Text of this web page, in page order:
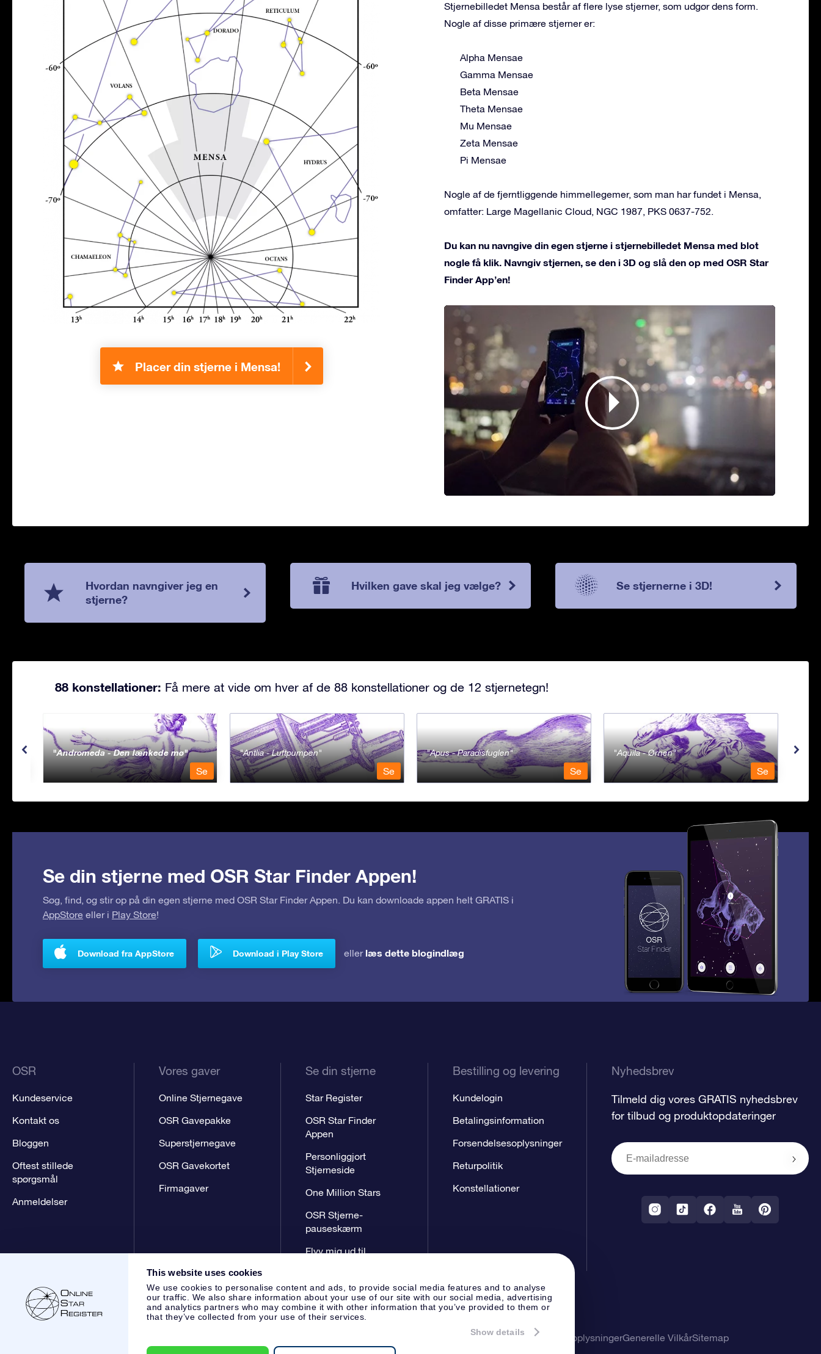
This website uses cookies
We use cookies to personalise content and ads, to provide social media features and to analyse
our traffic. We also share information about your use of our site with our social media, advertising
and analytics partners who may combine it with other information that you’ve provided to them or
that they’ve collected from your use of their services.
Show details
Placer din stjerne i Mensa!
Stjernebilledet Mensa består af flere lyse stjerner, som udgør dens form.
Nogle af disse primære stjerner er:
Alpha Mensae
Gamma Mensae
Beta Mensae
Theta Mensae
Mu Mensae
Zeta Mensae
Pi Mensae
Nogle af de fjerntliggende himmellegemer, som man har fundet i Mensa,
omfatter: Large Magellanic Cloud, NGC 1987, PKS 0637-752.
Du kan nu navngive din egen stjerne i stjernebilledet Mensa med blot
nogle få klik. Navngiv stjernen, se den i 3D og slå den op med OSR Star
Finder App’en!
Hvordan navngiver jeg en
stjerne?
Hvilken gave skal jeg vælge? Se stjernerne i 3D!
88 konstellationer: Få mere at vide om hver af de 88 konstellationer og de 12 stjernetegn!
Andromeda - Den lænkede mø
Se
Antlia - Luftpumpen
Se
Apus - Paradisfuglen
Se
Aquila - Ørnen
Se
Se din stjerne med OSR Star Finder Appen!
Søg, find, og stir op på din egen stjerne med OSR Star Finder Appen. Du kan downloade appen helt GRATIS i
AppStore eller i Play Store!
Download fra AppStore Download i Play Store eller læs dette blogindlæg
OSR
Kundeservice
Kontakt os
Bloggen
Oftest stillede
spørgsmål
Anmeldelser
Vores gaver
Online Stjernegave
OSR Gavepakke
Superstjernegave
OSR Gavekortet
Firmagaver
Se din stjerne
Star Register
OSR Star Finder
Appen
Personliggjort
Stjerneside
One Million Stars
OSR Stjerne-
pauseskærm
Flyv mig ud til
Bestilling og levering
Kundelogin
Betalingsinformation
Forsendelsesoplysninger
Returpolitik
Konstellationer
Nyhedsbrev
Tilmeld dig vores GRATIS nyhedsbrev
for tilbud og produktopdateringer
Beskyttelse af personlige oplysningerGenerelle VilkårSitemap